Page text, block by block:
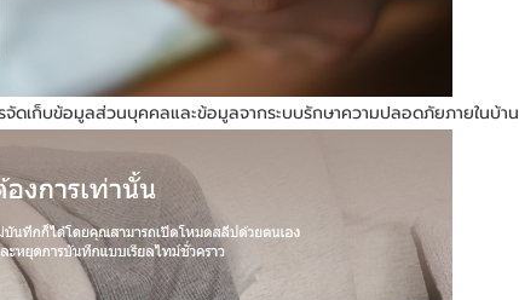
ดเก็บข้อมูลส่วนบุคคลและข้อมูลจากระบบรักษาความปลอดภัยภายในบ้าน